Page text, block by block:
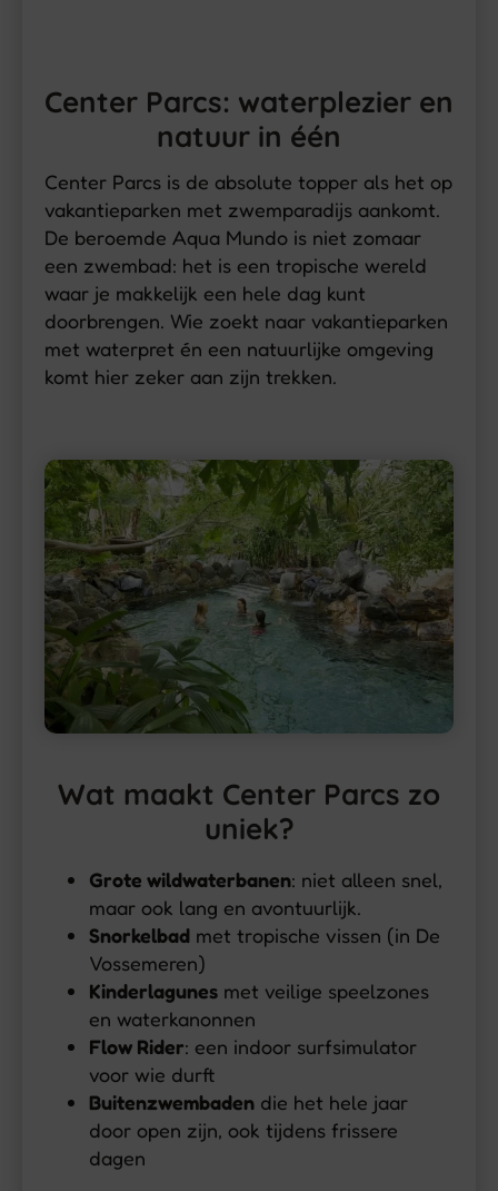
Center Parcs: waterplezier en
natuur in één
Center Parcs is de absolute topper als het op
vakantieparken met zwemparadijs aankomt.
De beroemde Aqua Mundo is niet zomaar
een zwembad: het is een tropische wereld
waar je makkelijk een hele dag kunt
doorbrengen. Wie zoekt naar vakantieparken
met waterpret én een natuurlijke omgeving
komt hier zeker aan zijn trekken.
Wat maakt Center Parcs zo
uniek?
Grote wildwaterbanen: niet alleen snel,
maar ook lang en avontuurlijk.
Snorkelbad met tropische vissen (in De
Vossemeren)
Kinderlagunes met veilige speelzones
en waterkanonnen
Flow Rider: een indoor surfsimulator
voor wie durft
Buitenzwembaden die het hele jaar
door open zijn, ook tijdens frissere
dagen